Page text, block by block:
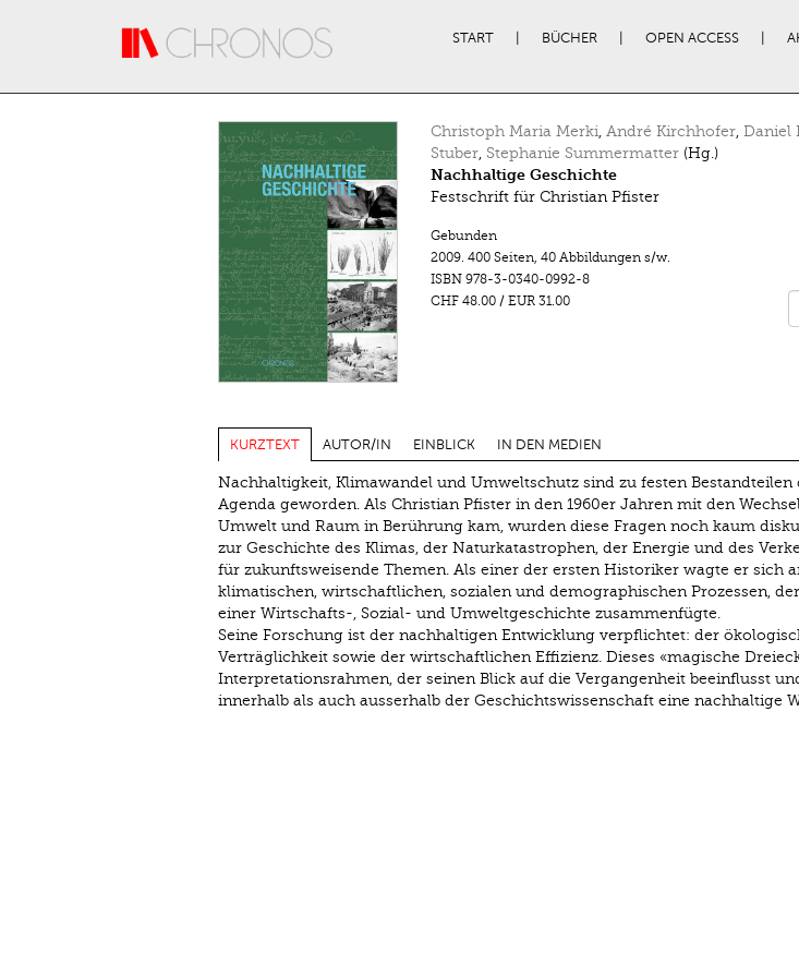
START BÜCHER OPEN ACCESS
Christoph Maria Merki, André Kirchhofer, Daniel
Stuber, Stephanie Summermatter(Hg.)
Nachhaltige Geschichte
Festschrift für Christian Pfister
Gebunden
2009. 400 Seiten, 40 Abbildungen s/w.
ISBN 978-3-0340-0992-8
CHF 48.00/ EUR 31.00
KURZTEXT AUTOR/IN EINBLICK IN DEN MEDIEN
Nachhaltigkeit, Klimawandel und Umweltschutz sind zu festen
Agenda geworden. Als Christian Pfister in den 1960er Jahren mit den
Umwelt und Raum in Berührung kam, wurden diese Fragen noch kaum
zur Geschichte des Klimas, der Naturkatastrophen, der Energie und des
für zukunftsweisende Themen. Als einer der ersten Historiker wagte er sich
klimatischen, wirtschaftlichen, sozialen und demographischen Prozessen,
einer Wirtschafts-, Sozial- und Umweltgeschichte zusammenfügte.
Seine Forschung ist der nachhaltigen Entwicklung verpflichtet: der
Verträglichkeit sowie der wirtschaftlichen Effizienz. Dieses «magische
Interpretationsrahmen, der seinen Blick auf die Vergangenheit beeinflusst
innerhalb als auch ausserhalb der Geschichtswissenschaft eine nachhaltige